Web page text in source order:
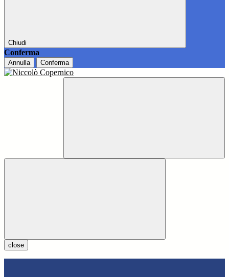
Chiudi
Conferma
Annulla Conferma
close